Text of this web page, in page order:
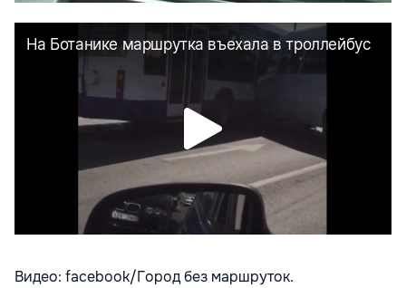
Видео: facebook/Город без маршруток.